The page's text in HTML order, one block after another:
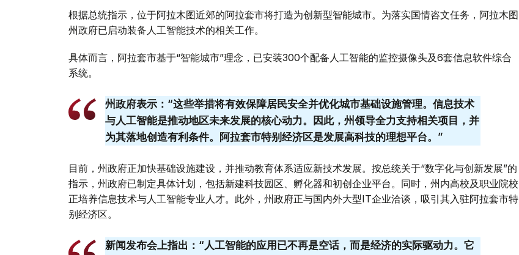
根据总统指示，位于阿拉木图近郊的阿拉套市将打造为创新型智能城市。为落实国情咨文任务，阿拉木图
州政府已启动装备人工智能技术的相关工作。
具体而言，阿拉套市基于“智能城市”理念，已安装300个配备人工智能的监控摄像头及6套信息软件综合
系统。
州政府表示：“这些举措将有效保障居民安全并优化城市基础设施管理。信息技术
与人工智能是推动地区未来发展的核心动力。因此，州领导全力支持相关项目，并
为其落地创造有利条件。阿拉套市特别经济区是发展高科技的理想平台。”
目前，州政府正加快基础设施建设，并推动教育体系适应新技术发展。按总统关于“数字化与创新发展”的
指示，州政府已制定具体计划，包括新建科技园区、孵化器和初创企业平台。同时，州内高校及职业院校
正培养信息技术与人工智能专业人才。此外，州政府正与国内外大型IT企业洽谈，吸引其入驻阿拉套市特
别经济区。
新闻发布会上指出：“人工智能的应用已不再是空话，而是经济的实际驱动力。它